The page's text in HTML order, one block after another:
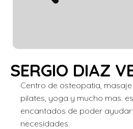
SERGIO DIAZ
Centro de osteopatia,
pilates, yoga y mucho mas.
encantados de poder
necesidades.